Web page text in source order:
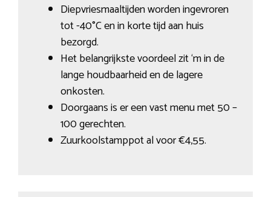
Diepvriesmaaltijden worden ingevroren
tot -40°C en in korte tijd aan huis
bezorgd.
Het belangrijkste voordeel zit ‘m in de
lange houdbaarheid en de lagere
onkosten.
Doorgaans is er een vast menu met 50 –
100 gerechten.
Zuurkoolstamppot al voor €4,55.